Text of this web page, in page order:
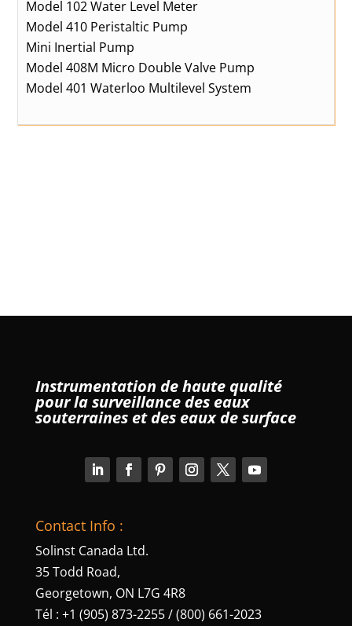
Model 102 Water Level Meter
Model 410 Peristaltic Pump
Mini Inertial Pump
Model 408M Micro Double Valve Pump
Model 401 Waterloo Multilevel System
Instrumentation de haute qualité
pour la surveillance des eaux
souterraines et des eaux de surface
Contact Info :
Solinst Canada Ltd.
35 Todd Road,
Georgetown, ON L7G 4R8
Tél : +1 (905) 873-2255 / (800) 661-2023